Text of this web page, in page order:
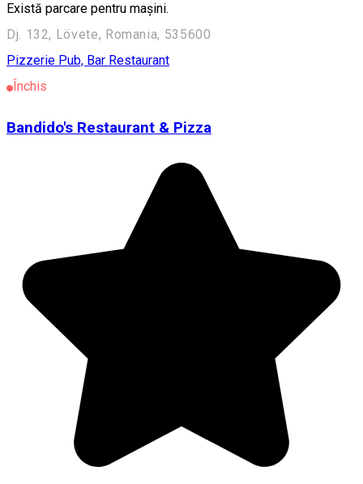
Există parcare pentru mașini.
Dj. 132, Lövete, Romania, 535600
Pizzerie Pub, Bar Restaurant
Închis
Bandido's Restaurant & Pizza